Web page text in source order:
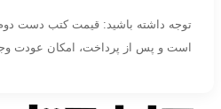
توجه داشته باشید: قیمت کتب دست
است و پس از پرداخت، امکان عودت